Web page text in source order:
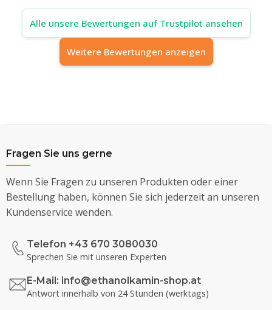
Alle unsere Bewertungen auf Trustpilot ansehen
Weitere Bewertungen anzeigen
Fragen Sie uns gerne
Wenn Sie Fragen zu unseren Produkten oder einer
Bestellung haben, können Sie sich jederzeit an unseren
Kundenservice wenden.
Telefon +43 670 3080030
Sprechen Sie mit unseren Experten
E-Mail: info@ethanolkamin-shop.at
Antwort innerhalb von 24 Stunden (werktags)